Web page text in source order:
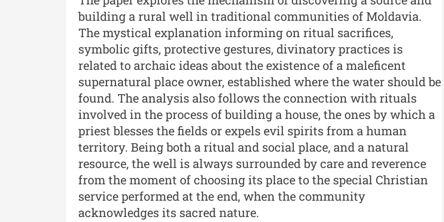
Revista "Cercetări istorice" -
XLII - 2023
Indexul Complet
Buletinul ”Ioan Neculce” al
Muzeului de Istorie a
Moldovei - XXIII / 2017
Buletinul ”Ioan Neculce” al
Muzeului de Istorie a
Moldovei - XXII / 2016
Indexul Complet
Buletinul Muzeului Științei și
Tehnicii ”Ștefan Procopiu”
Buletinul Muzeului Științei
și Tehnicii ”Ștefan Procopiu”
- An XV / Nr. 15 / 2021
Buletinul Centrului de Cercetare și
Conservare-Restaurare a
Patrimoniului
Buletinul Centrului de
Cercetare și Conservare-
building a rural well in traditional communities of Moldavia.
The mystical explanation informing on ritual sacrifices,
symbolic gifts, protective gestures, divinatory practices is
related to archaic ideas about the existence of a maleficent
supernatural place owner, established where the water should be
found. The analysis also follows the connection with rituals
involved in the process of building a house, the ones by which a
priest blesses the fields or expels evil spirits from a human
territory. Being both a ritual and social place, and a natural
resource, the well is always surrounded by care and reverence
from the moment of choosing its place to the special Christian
service performed at the end, when the community
acknowledges its sacred nature.